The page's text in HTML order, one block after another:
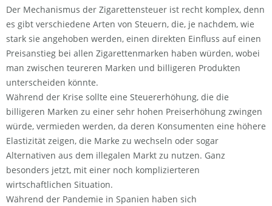
Der Mechanismus der Zigarettensteuer ist recht komplex, denn
es gibt verschiedene Arten von Steuern, die, je nachdem, wie
stark sie angehoben werden, einen direkten Einfluss auf einen
Preisanstieg bei allen Zigarettenmarken haben würden, wobei
man zwischen teureren Marken und billigeren Produkten
unterscheiden könnte.
Während der Krise sollte eine Steuererhöhung, die die
billigeren Marken zu einer sehr hohen Preiserhöhung zwingen
würde, vermieden werden, da deren Konsumenten eine höhere
Elastizität zeigen, die Marke zu wechseln oder sogar
Alternativen aus dem illegalen Markt zu nutzen. Ganz
besonders jetzt, mit einer noch komplizierteren
wirtschaftlichen Situation.
Während der Pandemie in Spanien haben sich